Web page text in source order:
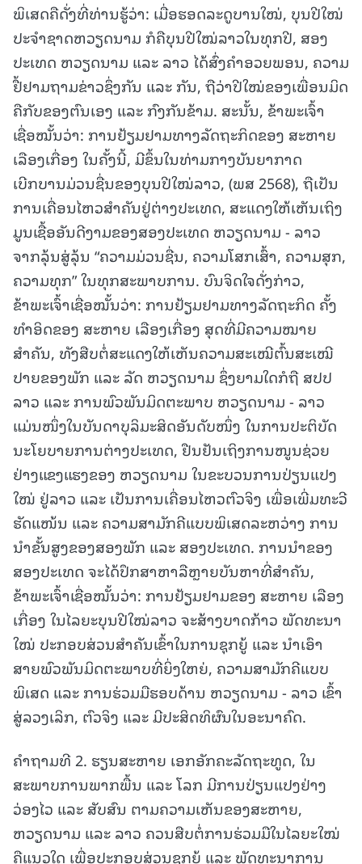
ພິເສດຄືດັ່ງທີ່ທ່ານຮູ້ວ່າ: ເມື່ອຮອດລະດູບານໃໝ່, ບຸນປີໃໝ່
ປະຈໍາຊາດຫວຽດນາມ ກໍຄືບຸນປີໃໝ່ລາວໃນທຸກປີ, ສອງ
ປະເທດ ຫວຽດນາມ ແລະ ລາວ ໄດ້ສົ່ງຄໍາອວຍພອນ, ຄວາມ
ຢື້ຢາມຖາມຂ່າວຊຶ່ງກັນ ແລະ ກັນ, ຖືວ່າປີໃໝ່ຂອງເພື່ອນມິດ
ຄືກັບຂອງຕົນເອງ ແລະ ກົງກັນຂ້າມ. ສະນັ້ນ, ຂ້າພະເຈົ້າ
ເຊື່ອໝັ້ນວ່າ: ການຢ້ຽມຢາມທາງລັດຖະກິດຂອງ ສະຫາຍ
ເລືອງເກື່ອງ ໃນຄັ້ງນີ້, ມີຂຶ້ນໃນທ່າມກາງບັນຍາກາດ
ເບີກບານມ່ວນຊື່ນຂອງບຸນປີໃໝ່ລາວ, (ພສ 2568), ຖືເປັນ
ການເຄື່ອນໄຫວສຳຄັນຢູ່ຕ່າງປະເທດ, ສະແດງໃຫ້ເຫັນເຖິງ
ມູນເຊື້ອອັນດີງາມຂອງສອງປະເທດ ຫວຽດນາມ - ລາວ
ຈາກລຸ້ນສູ່ລຸ້ນ “ຄວາມມ່ວນຊື່ນ, ຄວາມໂສກເສົ້າ, ຄວາມສຸກ,
ຄວາມທຸກ” ໃນທຸກສະພາບການ. ບົນຈິດໃຈດັ່ງກ່າວ,
ຂ້າພະເຈົ້າເຊື່ອໝັ້ນວ່າ: ການຢ້ຽມຢາມທາງລັດຖະກິດ ຄັ້ງ
ທຳອິດຂອງ ສະຫາຍ ເລືອງເກື່ອງ ສຸດທີ່ມີຄວາມໝາຍ
ສຳຄັນ, ທັງສືບຕໍ່ສະແດງໃຫ້ເຫັນຄວາມສະເໝີຕົ້ນສະເໝີ
ປາຍຂອງພັກ ແລະ ລັດ ຫວຽດນາມ ຊຶ່ງຍາມໃດກໍຖື ສປປ
ລາວ ແລະ ການພົວພັນມິດຕະພາບ ຫວຽດນາມ - ລາວ
ແມ່ນໜຶ່ງໃນບັນດາບຸລິມະສິດອັນດັບໜຶ່ງ ໃນການປະຕິບັດ
ນະໂຍບາຍການຕ່າງປະເທດ, ຢືນຢັນເຖິງການໜູນຊ່ວຍ
ຢ່າງແຂງແຮງຂອງ ຫວຽດນາມ ໃນຂະບວນການປ່ຽນແປງ
ໃໝ່ ຢູ່ລາວ ແລະ ເປັນການເຄື່ອນໄຫວຕົວຈິງ ເພື່ອເພີ່ມທະວີ
ຮັດແໜ້ນ ແລະ ຄວາມສາມັກຄີແບບພິເສດລະຫວ່າງ ການ
ນຳຂັ້ນສູງຂອງສອງພັກ ແລະ ສອງປະເທດ. ການນຳຂອງ
ສອງປະເທດ ຈະໄດ້ປຶກສາຫາລືຫຼາຍບັນຫາທີ່ສຳຄັນ,
ຂ້າພະເຈົ້າເຊື່ອໝັ້ນວ່າ: ການຢ້ຽມຢາມຂອງ ສະຫາຍ ເລືອງ
ເກື່ອງ ໃນໄລຍະບຸນປີໃໝ່ລາວ ຈະສ້າງບາດກ້າວ ພັດທະນາ
ໃໝ່ ປະກອບສ່ວນສຳຄັນເຂົ້າໃນການຊຸກຍູ້ ແລະ ນຳເອົາ
ສາຍພົວພັນມິດຕະພາບທີ່ຍິ່ງໃຫຍ່, ຄວາມສາມັກຄີແບບ
ພິເສດ ແລະ ການຮ່ວມມືຮອບດ້ານ ຫວຽດນາມ - ລາວ ເຂົ້າ
ສູ່ລວງເລິກ, ຕົວຈິງ ແລະ ມີປະສິດທິຜົນໃນອະນາຄົດ.
ຄຳຖາມທີ 2. ຮຽນສະຫາຍ ເອກອັກຄະລັດຖະທູດ, ໃນ
ສະພາບການພາກພື້ນ ແລະ ໂລກ ມີການປ່ຽນແປງຢ່າງ
ວ່ອງໄວ ແລະ ສັບສົນ ຕາມຄວາມເຫັນຂອງສະຫາຍ,
ຫວຽດນາມ ແລະ ລາວ ຄວນສືບຕໍ່ການຮ່ວມມືໃນໄລຍະໃໝ່
ຄືແນວໃດ ເພື່ອປະກອບສ່ວນຊຸກຍູ້ ແລະ ພັດທະນາການ